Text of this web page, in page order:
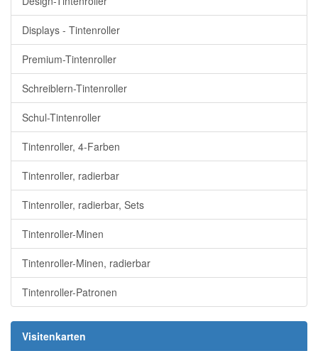
Displays - Tintenroller
Premium-Tintenroller
Schreiblern-Tintenroller
Schul-Tintenroller
Tintenroller, 4-Farben
Tintenroller, radierbar
Tintenroller, radierbar, Sets
Tintenroller-Minen
Tintenroller-Minen, radierbar
Tintenroller-Patronen
Visitenkarten